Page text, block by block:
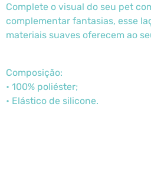
Complete o visual do seu pet
complementar fantasias, esse
materiais suaves oferecem ao
Composição:
• 100% poliéster;
• Elástico de silicone.